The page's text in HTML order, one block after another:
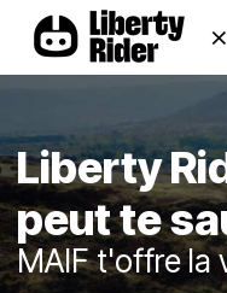
⨯
Liberty
peut te
MAIF t'offre la